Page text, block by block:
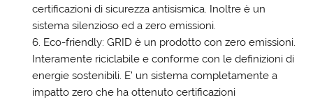
certificazioni di sicurezza antisismica. Inoltre è un
sistema silenzioso ed a zero emissioni.
Eco-friendly: GRID è un prodotto con zero emissioni.
Interamente riciclabile e conforme con le definizioni di
energie sostenibili. E’ un sistema completamente a
impatto zero che ha ottenuto certificazioni